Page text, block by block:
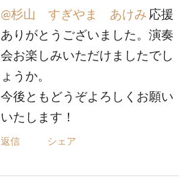
@杉山 すぎやま あけみ 応援
ありがとうございました。演奏
会お楽しみいただけましたでし
ょうか。
今後ともどうぞよろしくお願い
いたします！
返信 シェア